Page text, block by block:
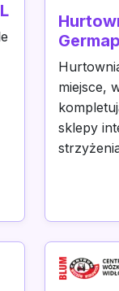
miejsce,
sklepy